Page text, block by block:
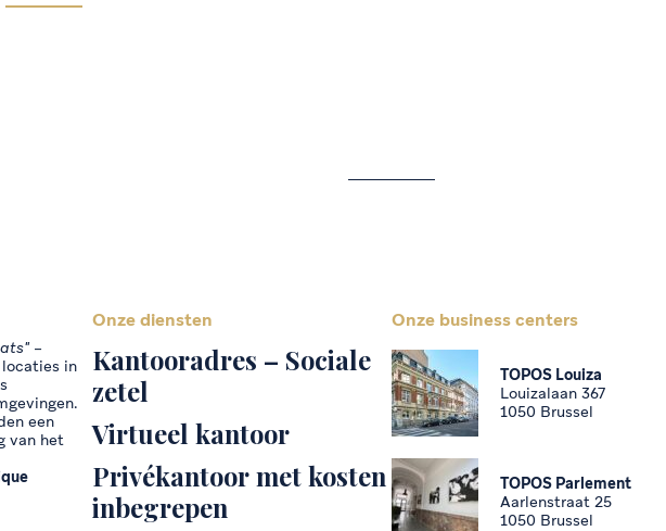
–
in
een
van het
Onze diensten
Kantooradres – Sociale
zetel
Virtueel kantoor
Privékantoor met kosten
inbegrepen
Onze business centers
TOPOS Louiza
Louizalaan 367
1050 Brussel
TOPOS Parlement
Aarlenstraat 25
1050 Brussel